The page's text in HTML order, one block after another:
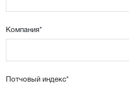
Компания*
Потчовый индекс*